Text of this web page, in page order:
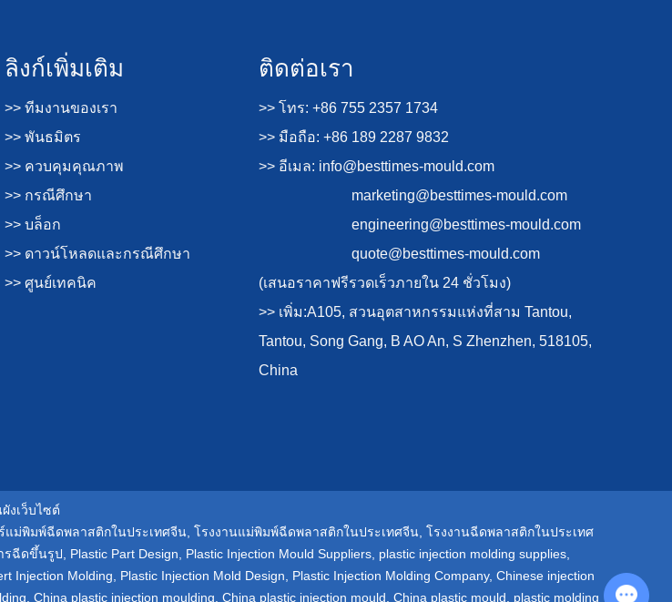
ลิงก์เพิ่มเติม
>> ทีมงานของเรา
>> พันธมิตร
>> ควบคุมคุณภาพ
>> กรณีศึกษา
>> บล็อก
>> ดาวน์โหลดและกรณีศึกษา
>> ศูนย์เทคนิค
ติดต่อเรา
>> โทร: +86 755 2357 1734
>> มือถือ: +86 189 2287 9832
>> อีเมล: info@besttimes-mould.com
marketing@besttimes-mould.com
engineering@besttimes-mould.com
quote@besttimes-mould.com
(เสนอราคาฟรีรวดเร็วภายใน 24 ชั่วโมง)
>> เพิ่ม:A105, สวนอุตสาหกรรมแห่งที่สาม Tantou,
Tantou, Song Gang, B AO An, S Zhenzhen, 518105,
China
งเว็บไซต์
แม่พิมพ์ฉีดพลาสติกในประเทศจีน โรงงานแม่พิมพ์ฉีดพลาสติกในประเทศจีน โรงงานฉีดพลาสติกในประเทศ
รฉีดขึ้นรูป Plastic Part Design Plastic Injection Mould Suppliers plastic injection molding supplies
Injection Molding Plastic Injection Mold Design Plastic Injection Molding Company, Chinese injection
China plastic injection moulding China plastic injection mould China plastic mould plastic molding
Chat with Us